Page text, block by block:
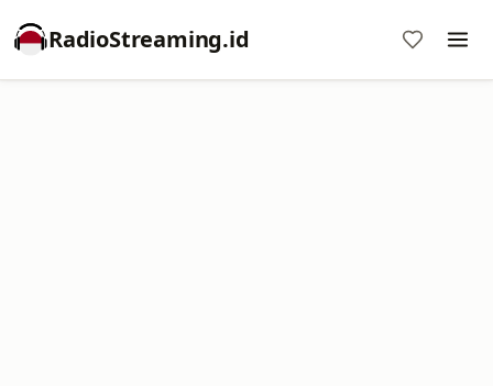
RadioStreaming.id